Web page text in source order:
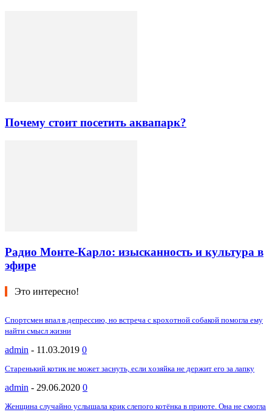
Почему стоит посетить аквапарк?
Радио Монте-Карло: изысканность и культура в
эфире
Это интересно!
Спортсмен впал в депрессию, но встреча с крохотной собакой помогла ему
найти смысл жизни
admin - 11.03.2019 0
Старенький котик не может заснуть, если хозяйка не держит его за лапку
admin - 29.06.2020 0
Женщина случайно услышала крик слепого котёнка в приюте. Она не смогла